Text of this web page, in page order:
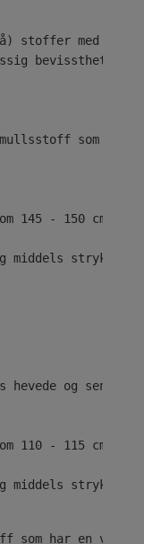
med
bevissthet
som er
145 - 150 cm
middels stryk
hevede og
110 - 115 cm
middels stryk
som har en